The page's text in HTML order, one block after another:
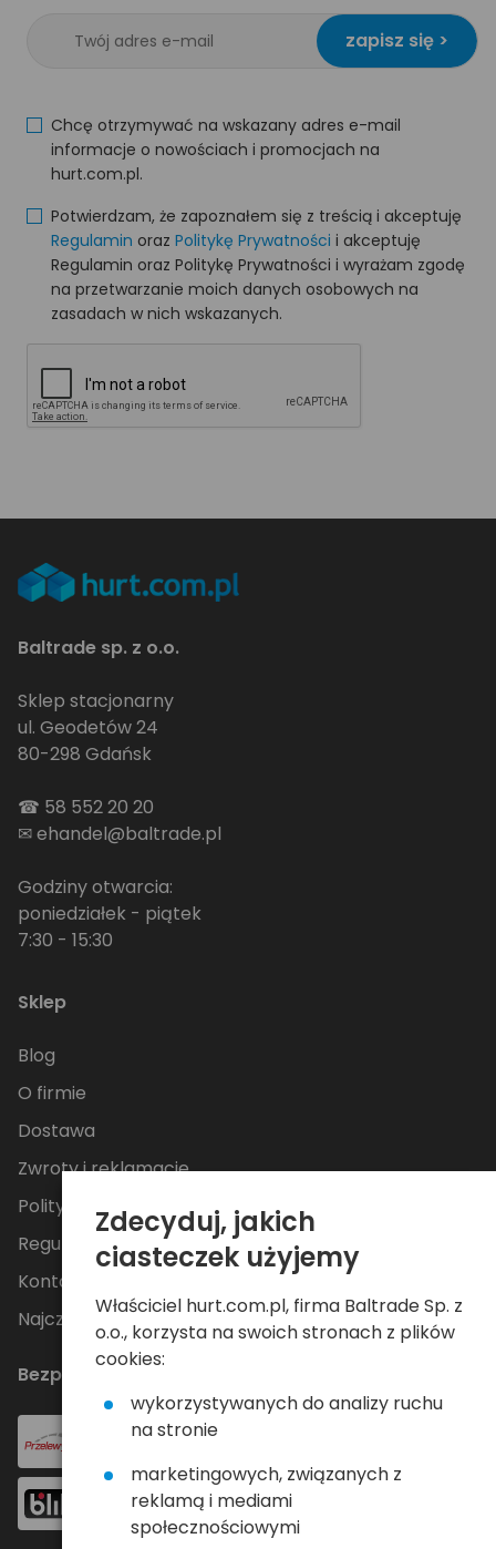
zapisz się >
Chcę otrzymywać na wskazany adres e-mail
informacje o nowościach i promocjach na
hurt.com.pl.
Potwierdzam, że zapoznałem się z treścią i akceptuję
Regulamin oraz Politykę Prywatności i akceptuję
Regulamin oraz Politykę Prywatności i wyrażam zgodę
na przetwarzanie moich danych osobowych na
zasadach w nich wskazanych.
Baltrade sp. z o.o.
Sklep stacjonarny
ul. Geodetów 24
80-298 Gdańsk
☎ 58 552 20 20
✉ehandel@baltrade.pl
Godziny otwarcia:
poniedziałek - piątek
7:30 - 15:30
Sklep
Blog
O firmie
Dostawa
Zwroty i reklamacje
Polityka Prywatności
Regulamin
Kontakt
Najczęściej zadawane pytania
Bezpieczne płatności
Zdecyduj, jakich
ciasteczek użyjemy
Właściciel hurt.com.pl, firma Baltrade Sp. z
o.o., korzysta na swoich stronach z plików
cookies:
wykorzystywanych do analizy ruchu
na stronie
marketingowych, związanych z
reklamą i mediami
społecznościowymi